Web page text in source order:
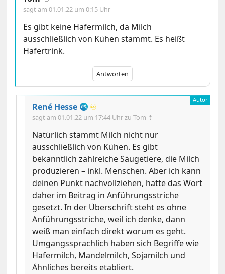
sagt am01.01.22 um 0:15 Uhr
Es gibt keine Hafermilch, da Milch
ausschließlich von Kühen stammt. Es heißt
Hafertrink.
Antworten
René Hesse ♾️
sagt am01.01.22 um 17:44 Uhrzu Tom ⇡
Natürlich stammt Milch nicht nur
ausschließlich von Kühen. Es gibt
bekanntlich zahlreiche Säugetiere, die Milch
produzieren – inkl. Menschen. Aber ich kann
deinen Punkt nachvollziehen, hatte das Wort
daher im Beitrag in Anführungsstriche
gesetzt. In der Überschrift steht es ohne
Anführungsstriche, weil ich denke, dann
weiß man einfach direkt worum es geht.
Umgangssprachlich haben sich Begriffe wie
Hafermilch, Mandelmilch, Sojamilch und
Ähnliches bereits etabliert.